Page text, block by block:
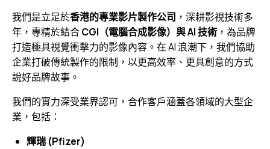
我們是立足於香港的專業影片製作公司 ，深耕影視技術多
年，專精於結合CGI（電腦合成影像）與 AI 技術 ，為品牌
打造極具視覺衝擊力的影像內容。在 AI 浪潮下，我們協助
企業打破傳統製作的限制，以更高效率、更具創意的方式
說好品牌故事。
我們的實力深受業界認可，合作客戶涵蓋各領域的大型企
業，包括：
輝瑞 (Pfizer)